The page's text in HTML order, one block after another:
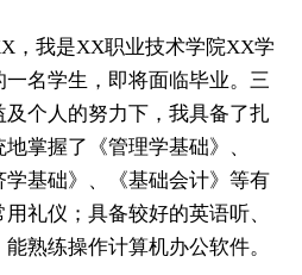
，我是XX职业技术学院XX学
名学生，即将面临毕业。三
个人的努力下，我具备了扎
掌握了《管理学基础》、
学基础》、《基础会计》等有
礼仪；具备较好的英语听、
熟练操作计算机办公软件。